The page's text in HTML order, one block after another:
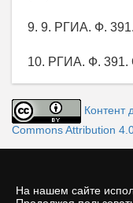
На нашем сайте
9. 9. РГИА. Ф.
10. РГИА. Ф. 391.
Контент
Commons Attribution